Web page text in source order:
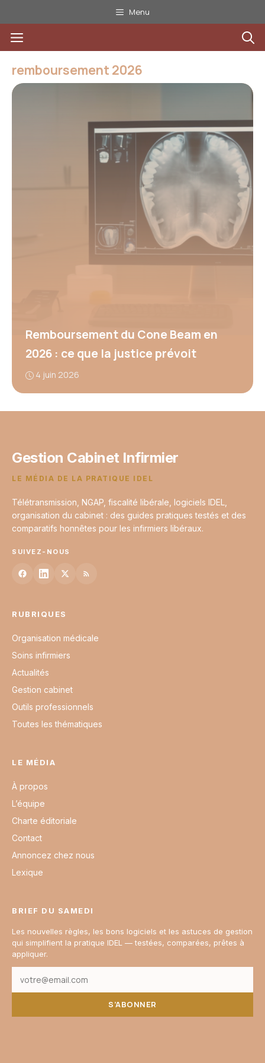
au
contenu
Menu
Menu
remboursement 2026
Remboursement du Cone Beam en
2026 : ce que la justice prévoit
4 juin 2026
Gestion Cabinet Infirmier
LE MÉDIA DE LA PRATIQUE IDEL
Télétransmission, NGAP, fiscalité libérale, logiciels IDEL,
organisation du cabinet : des guides pratiques testés et des
comparatifs honnêtes pour les infirmiers libéraux.
SUIVEZ-NOUS
RUBRIQUES
Organisation médicale
Soins infirmiers
Actualités
Gestion cabinet
Outils professionnels
Toutes les thématiques
LE MÉDIA
À propos
L’équipe
Charte éditoriale
Contact
Annoncez chez nous
Lexique
BRIEF DU SAMEDI
Les nouvelles règles, les bons logiciels et les astuces de gestion
qui simplifient la pratique IDEL — testées, comparées, prêtes à
appliquer.
S’ABONNER